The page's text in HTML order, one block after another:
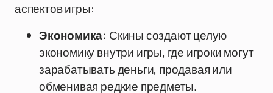
аспектов игры:
Экономика: Скины создают целую
экономику внутри игры, где игроки могут
зарабатывать деньги, продавая или
обменивая редкие предметы.